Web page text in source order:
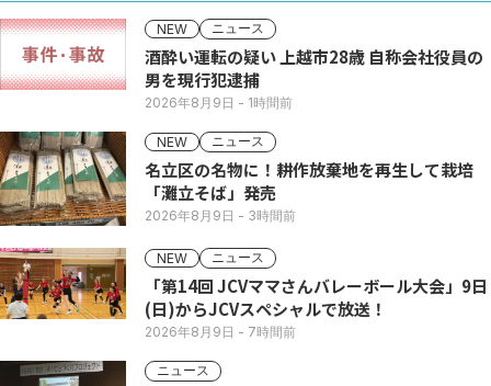
NEW ニュース
酒酔い運転の疑い 上越市28歳 自称会社役員の
男を現行犯逮捕
2026年8月9日 - 1時間前
NEW ニュース
名立区の名物に！耕作放棄地を再生して栽培
「灘立そば」発売
2026年8月9日 - 3時間前
NEW ニュース
「第14回 JCVママさんバレーボール大会」9日
(日)からJCVスペシャルで放送！
2026年8月9日 - 7時間前
ニュース